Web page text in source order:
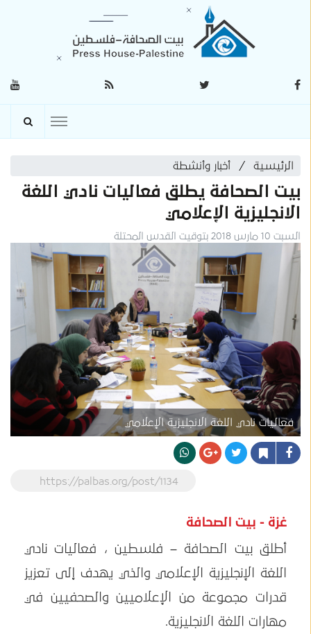
الرئيسية أخبار وأنشطة
بيت الصحافة يطلق فعاليات نادي اللغة
الانجليزية الإعلامي
السبت 10 مارس 2018 بتوقيت القدس المحتلة
فعاليات نادي اللغة الانجليزية الإعلامي
https://palbas.org/post/1134
غزة - بيت الصحافة
أطلق بيت الصحافة – فلسطين ، فعاليات نادي
اللغة الإنجليزية الإعلامي والذي يهدف إلى تعزيز
قدرات مجموعة من الإعلاميين والصحفيين في
مهارات اللغة الانجليزية.